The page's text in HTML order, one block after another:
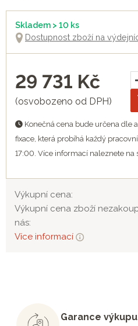
Skladem > 10 ks
Dostupnost zboží na
29 731 Kč
(osvobozeno od DPH)
Konečná cena bude určena dle
fixace, která probíhá každý
17:00. Více informací naleznete na
Výkupní cena:
Výkupní cena zboží
nás:
Více informací
Garance výkupu